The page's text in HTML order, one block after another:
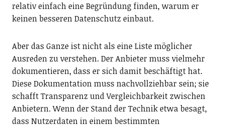
relativ einfach eine Begründung finden, warum er
keinen besseren Datenschutz einbaut.
Aber das Ganze ist nicht als eine Liste möglicher
Ausreden zu verstehen. Der Anbieter muss vielmehr
dokumentieren, dass er sich damit beschäftigt hat.
Diese Dokumentation muss nachvollziehbar sein; sie
schafft Transparenz und Vergleichbarkeit zwischen
Anbietern. Wenn der Stand der Technik etwa besagt,
dass Nutzerdaten in einem bestimmten